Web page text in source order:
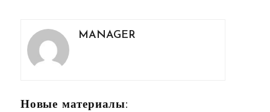
MANAGER
Новые материалы: